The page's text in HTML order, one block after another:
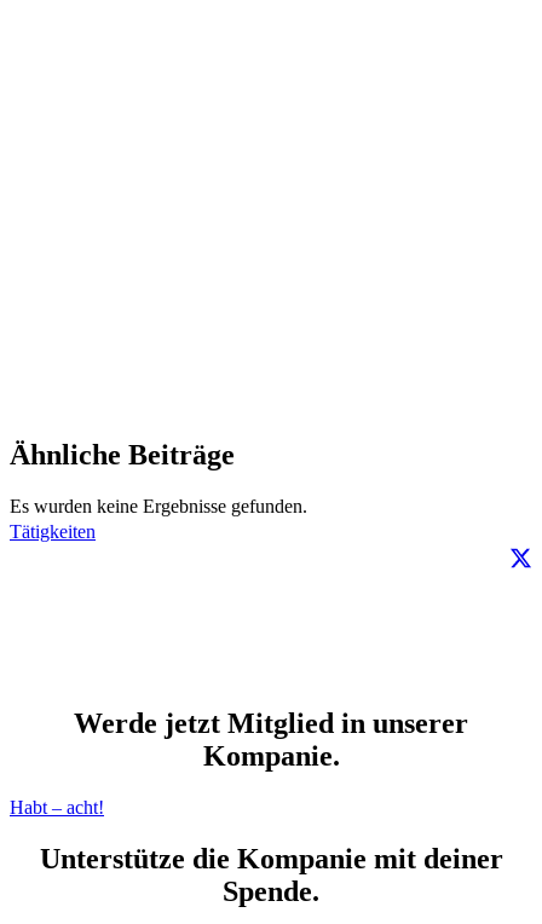
Ähnliche Beiträge
Es wurden keine Ergebnisse gefunden.
Tätigkeiten
Werde jetzt Mitglied in unserer
Kompanie.
Habt – acht!
Unterstütze die Kompanie mit deiner
Spende.